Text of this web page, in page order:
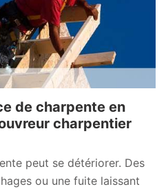
de charpente en
charpentier
peut se détériorer. Des
ou une fuite laissant